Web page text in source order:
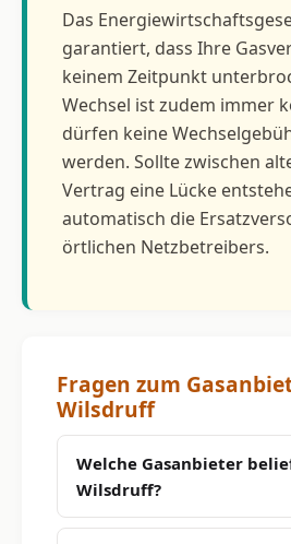
Das
garantiert, dass Ihre
keinem Zeitpunkt
Wechsel ist zudem immer
dürfen keine
werden. Sollte zwischen
Vertrag eine Lücke
automatisch die
örtlichen Netzbetreibers.
Fragen zum
Wilsdruff
Welche Gasanbieter
Wilsdruff?